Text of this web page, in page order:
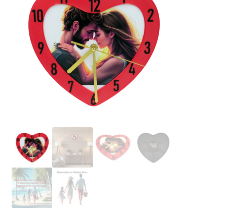
Mūsų partneriai
Pirkimo-pardavimo taisyklės
Privatumo politika
Atsiskaitymo informacija
Prekių pristatymo taisyklės
Gamybos terminai ir procesas
Šviestuvų komponentai
Kontaktai